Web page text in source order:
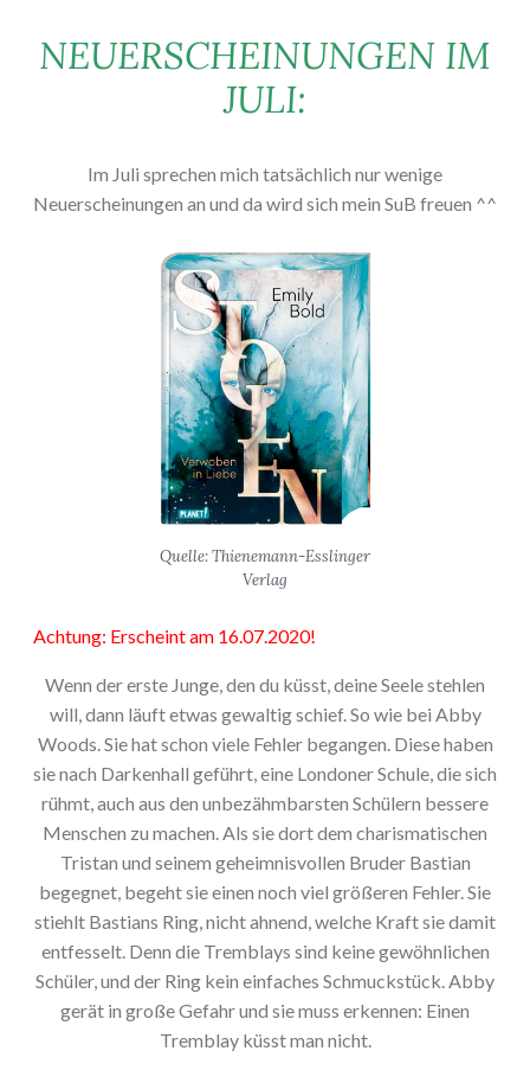
NEUERSCHEINUNGEN IM
JULI:
Im Juli sprechen mich tatsächlich nur wenige
Neuerscheinungen an und da wird sich mein SuB freuen ^^
Quelle: Thienemann-Esslinger
Verlag
Achtung: Erscheint am 16.07.2020!
Wenn der erste Junge, den du küsst, deine Seele stehlen
will, dann läuft etwas gewaltig schief. So wie bei Abby
Woods. Sie hat schon viele Fehler begangen. Diese haben
sie nach Darkenhall geführt, eine Londoner Schule, die sich
rühmt, auch aus den unbezähmbarsten Schülern bessere
Menschen zu machen. Als sie dort dem charismatischen
Tristan und seinem geheimnisvollen Bruder Bastian
begegnet, begeht sie einen noch viel größeren Fehler. Sie
stiehlt Bastians Ring, nicht ahnend, welche Kraft sie damit
entfesselt. Denn die Tremblays sind keine gewöhnlichen
Schüler, und der Ring kein einfaches Schmuckstück. Abby
gerät in große Gefahr und sie muss erkennen: Einen
Tremblay küsst man nicht.